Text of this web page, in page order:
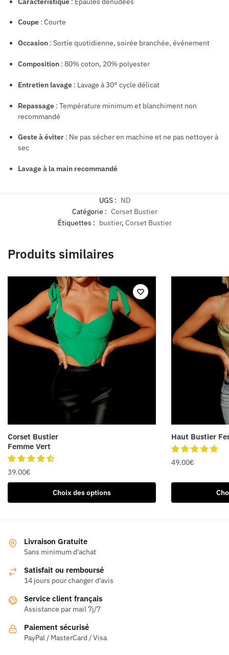
Coupe : Courte
Occasion : Sortie quotidienne, soirée branchée, événement
Composition : 80% coton, 20% polyester
Entretien lavage : Lavage à 30° cycle délicat
Repassage : Température minimum et blanchiment non
recommandé
Geste à éviter : Ne pas sécher en machine et ne pas nettoyer à
sec
Lavage à la main recommandé
UGS : ND
Catégorie : Corset Bustier
Étiquettes : bustier, Corset Bustier
Produits similaires
Corset Bustier
Femme Vert
39.00€
Choix des options
produit
variations.
Les
peuvent
choisies
la
page
Haut Bustier
49.00€
a
Livraison Gratuite
Sans minimum d'achat
Satisfait ou remboursé
14 jours pour changer d'avis
Service client français
Assistance par mail 7j/7
Paiement sécurisé
PayPal / MasterCard / Visa